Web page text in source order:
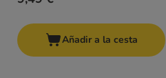
Añadir a la cesta